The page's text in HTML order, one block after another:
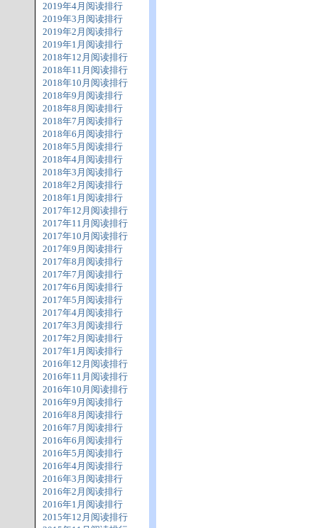
2019年4月阅读排行
2019年3月阅读排行
2019年2月阅读排行
2019年1月阅读排行
2018年12月阅读排行
2018年11月阅读排行
2018年10月阅读排行
2018年9月阅读排行
2018年8月阅读排行
2018年7月阅读排行
2018年6月阅读排行
2018年5月阅读排行
2018年4月阅读排行
2018年3月阅读排行
2018年2月阅读排行
2018年1月阅读排行
2017年12月阅读排行
2017年11月阅读排行
2017年10月阅读排行
2017年9月阅读排行
2017年8月阅读排行
2017年7月阅读排行
2017年6月阅读排行
2017年5月阅读排行
2017年4月阅读排行
2017年3月阅读排行
2017年2月阅读排行
2017年1月阅读排行
2016年12月阅读排行
2016年11月阅读排行
2016年10月阅读排行
2016年9月阅读排行
2016年8月阅读排行
2016年7月阅读排行
2016年6月阅读排行
2016年5月阅读排行
2016年4月阅读排行
2016年3月阅读排行
2016年2月阅读排行
2016年1月阅读排行
2015年12月阅读排行